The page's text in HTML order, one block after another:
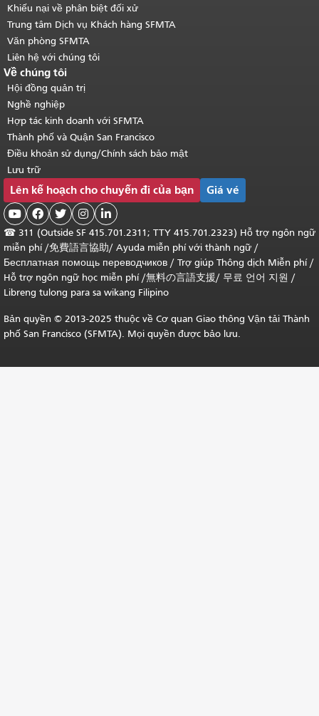
Khiếu nại về phân biệt đối xử
Trung tâm Dịch vụ Khách hàng SFMTA
Văn phòng SFMTA
Liên hệ với chúng tôi
Về chúng tôi
Hội đồng quản trị
Nghề nghiệp
Hợp tác kinh doanh với SFMTA
Thành phố và Quận San Francisco
Điều khoản sử dụng/Chính sách bảo mật
Lưu trữ
Lên kế hoạch cho chuyến đi của bạn Giá vé
    
☎ 311 (Outside SF 415.701.2311; TTY 415.701.2323) Hỗ trợ ngôn ngữ
miễn phí /免費語言協助/ Ayuda miễn phí với thành ngữ /
Бесплатная помощь переводчиков / Trợ giúp Thông dịch Miễn phí/
Hỗ trợ ngôn ngữ học miễn phí/無料の言語支援/ 무료 언어 지원 /
Libreng tulong para sa wikang Filipino
Bản quyền © 2013-2025 thuộc về Cơ quan Giao thông Vận tải Thành
phố San Francisco (SFMTA). Mọi quyền được bảo lưu.